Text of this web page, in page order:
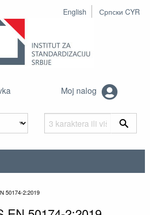
English Српски CYR
Moj nalog
50174-2:2019